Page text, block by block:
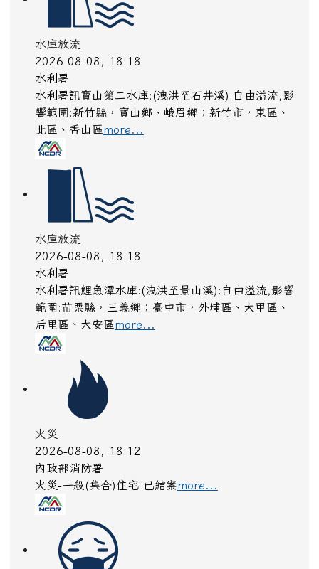
水庫放流
2026-08-08, 18:18
水利署
水利署訊寶山第二水庫:(洩洪至石井溪):自由溢流,影
響範圍:新竹縣，寶山鄉、峨眉鄉；新竹市，東區、
北區、香山區more...
水庫放流
2026-08-08, 18:18
水利署
水利署訊鯉魚潭水庫:(洩洪至景山溪):自由溢流,影響
範圍:苗栗縣，三義鄉；臺中市，外埔區、大甲區、
后里區、大安區more...
火災
2026-08-08, 18:12
內政部消防署
火災-一般(集合)住宅 已結案more...